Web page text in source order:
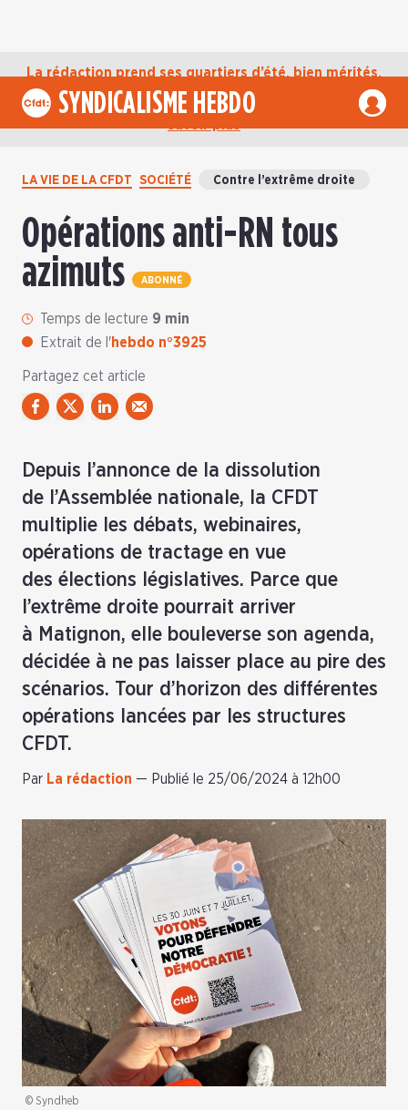
La rédaction prend ses quartiers d’été, bien mérités,
jusqu’au mardi 1er septembre. D’ici là, retrouvez
l’actualité de la CFDT sur notre compte Bluesky. En
SYNDICALISME HEBDO
LA VIE DE LA CFDT SOCIÉTÉ Contre l’extrême droite
Opérations anti-RN tous
azimuts
ABONNÉ
Temps de lecture 9 min
Extrait de l'hebdo n°3925
Partagez cet article
Depuis l’annonce de la dissolution
de l’Assemblée nationale, la CFDT
multiplie les débats, webinaires,
opérations de tractage en vue
des élections législatives. Parce que
l’extrême droite pourrait arriver
à Matignon, elle bouleverse son agenda,
décidée à ne pas laisser place au pire des
scénarios. Tour d’horizon des différentes
opérations lancées par les structures
CFDT.
Par La rédaction — Publié le 25/06/2024 à 12h00
© Syndheb